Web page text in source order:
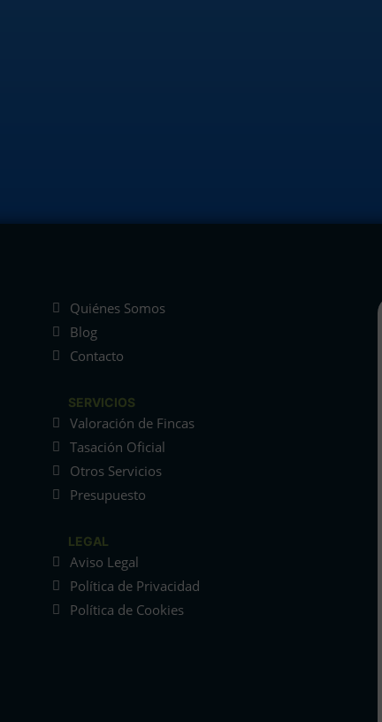
Quiénes Somos
Blog
Contacto
SERVICIOS
Valoración de Fincas
Tasación Oficial
Otros Servicios
Presupuesto
LEGAL
Aviso Legal
Política de Privacidad
Política de Cookies